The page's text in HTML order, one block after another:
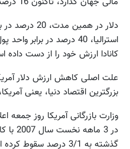
کانادا ارزش خود را از دست داده
علت اصلی کاهش ارزش دلار
بزرگترین اقتصاد دنیا، یعنی
وزارت بازرگانی آمریکا روز
در 3
گذشته به 3/1 درصد